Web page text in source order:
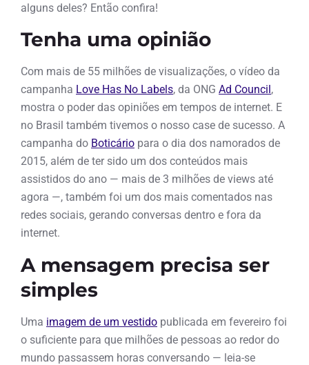
alguns deles? Então confira!
Tenha uma opinião
Com mais de 55 milhões de visualizações, o vídeo da
campanha Love Has No Labels, da ONG Ad Council ,
mostra o poder das opiniões em tempos de internet. E
no Brasil também tivemos o nosso case de sucesso. A
campanha do Boticário para o dia dos namorados de
2015, além de ter sido um dos conteúdos mais
assistidos do ano — mais de 3 milhões de views até
agora —, também foi um dos mais comentados nas
redes sociais, gerando conversas dentro e fora da
internet.
A mensagem precisa ser
simples
Uma imagem de um vestido publicada em fevereiro foi
o suficiente para que milhões de pessoas ao redor do
mundo passassem horas conversando — leia-se